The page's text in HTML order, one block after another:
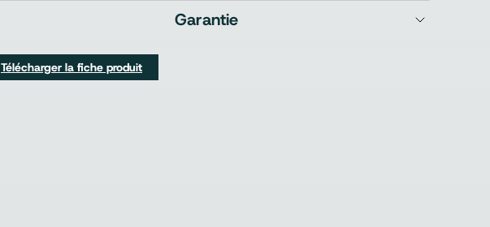
Garantie
Télécharger la fiche produit